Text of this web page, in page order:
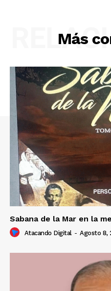
Más
Sabana de la Mar en la
Atacando Digital - Agosto 8,